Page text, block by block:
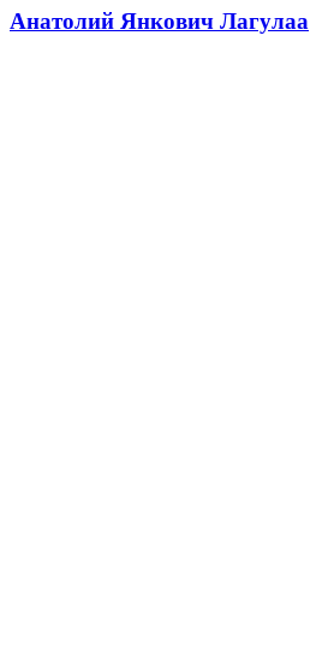
Анатолий Янкович Лагулаа